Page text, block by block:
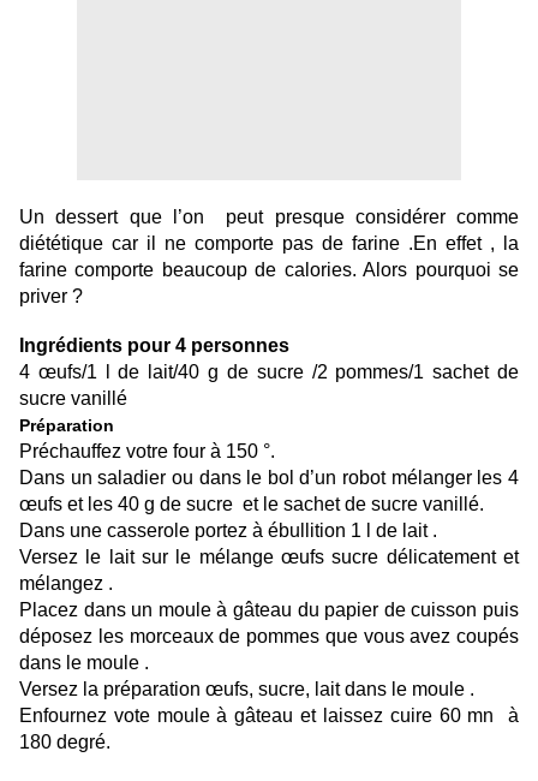
Un dessert que l’on peut presque considérer comme
diététique car il ne comporte pas de farine .En effet , la
farine comporte beaucoup de calories. Alors pourquoi se
priver ?
Ingrédients pour 4 personnes
4 œufs/1 l de lait/40 g de sucre /2 pommes/1 sachet de
sucre vanillé
Préparation
Préchauffez votre four à 150 °.
Dans un saladier ou dans le bol d’un robot mélanger les 4
œufs et les 40 g de sucre et le sachet de sucre vanillé.
Dans une casserole portez à ébullition 1 l de lait .
Versez le lait sur le mélange œufs sucre délicatement et
mélangez .
Placez dans un moule à gâteau du papier de cuisson puis
déposez les morceaux de pommes que vous avez coupés
dans le moule .
Versez la préparation œufs, sucre, lait dans le moule .
Enfournez vote moule à gâteau et laissez cuire 60 mn à
180 degré.